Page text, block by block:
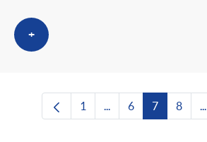
+
Página
1 ...Páginas intermedias
Página
6 Página
7 Página
8 ...